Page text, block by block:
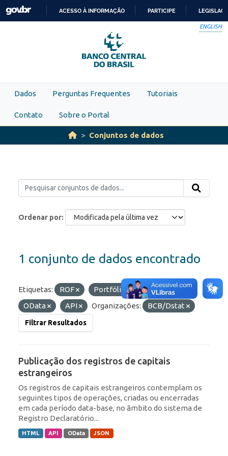
Skip to main content
PARA
O
CONTEÚDO
ACESSO À INFORMAÇÃO PARTICIPE
ENGLISH
Dados Perguntas Frequentes Tutoriais
Contato Sobre o Portal
Conjuntos de dados
Ordenar por
1 conjunto de dados encontrado
Etiquetas: ROF Portfólio
Formatos:
OData
API Organizações: BCB/Dstat
Filtrar Resultados
Publicação dos registros de capitais
estrangeiros
Os registros de capitais estrangeiros contemplam os
seguintes tipos de operações, criadas ou encerradas
em cada período data-base, no âmbito do sistema de
Registro Declaratório...
HTML API OData JSON